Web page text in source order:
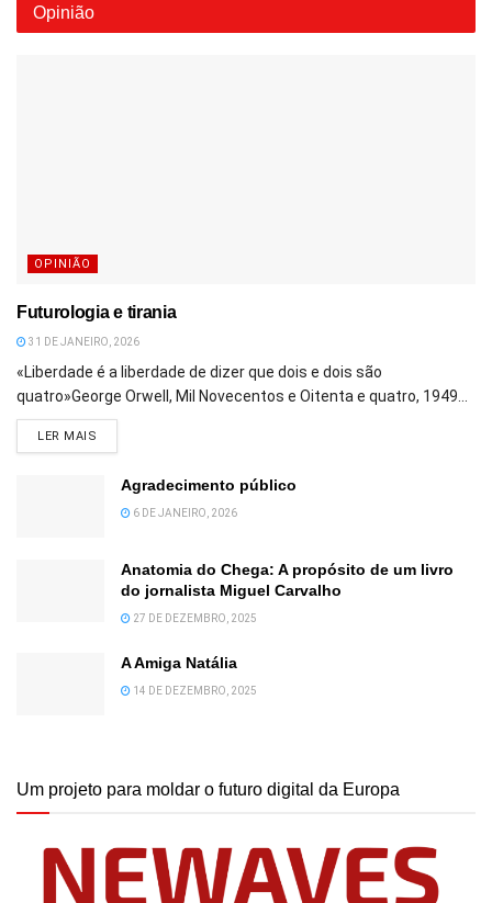
Opinião
OPINIÃO
Futurologia e tirania
31 DE JANEIRO, 2026
«Liberdade é a liberdade de dizer que dois e dois são
quatro»George Orwell, Mil Novecentos e Oitenta e quatro, 1949...
LER MAIS
Agradecimento público
6 DE JANEIRO, 2026
Anatomia do Chega: A propósito de um livro
do jornalista Miguel Carvalho
27 DE DEZEMBRO, 2025
A Amiga Natália
14 DE DEZEMBRO, 2025
Um projeto para moldar o futuro digital da Europa